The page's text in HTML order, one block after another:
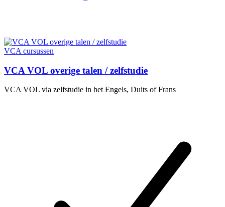
VCA cursussen
VCA VOL overige talen / zelfstudie
VCA VOL via zelfstudie in het Engels, Duits of Frans